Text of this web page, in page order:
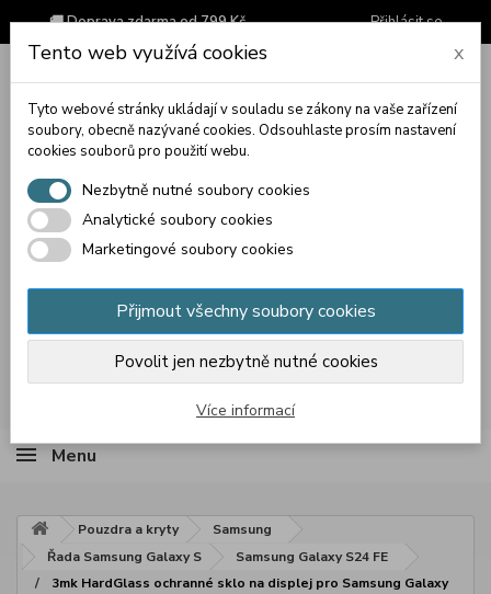
🚚 Doprava zdarma od 799 Kč Přihlásit se
Košík (prázdný)
Menu
Pouzdra a kryty
Samsung
Řada Samsung Galaxy S
Samsung Galaxy S24 FE
3mk HardGlass ochranné sklo na displej pro Samsung Galaxy
Tento web využívá cookies x
Tyto webové stránky ukládají v souladu se zákony na vaše zařízení
soubory, obecně nazývané cookies. Odsouhlaste prosím nastavení
cookies souborů pro použití webu.
Nezbytně nutné soubory cookies
Analytické soubory cookies
Marketingové soubory cookies
Přijmout všechny soubory cookies
Povolit jen nezbytně nutné cookies
Více informací